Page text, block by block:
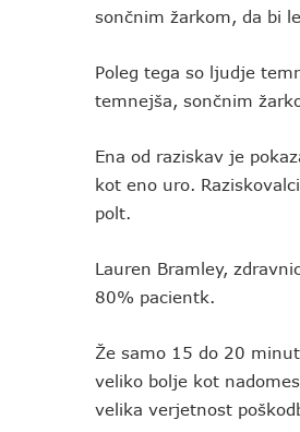
sončnim žarkom, da bi
Poleg tega so ljudje
temnejša, sončnim
Ena od raziskav je
kot eno uro.
polt.
Lauren Bramley,
80% pacientk.
Že samo 15 do 20
veliko bolje kot
velika verjetnost